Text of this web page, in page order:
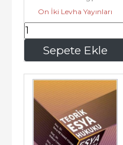
Sepete Ekle
On İki Levha Yayınları
333,00